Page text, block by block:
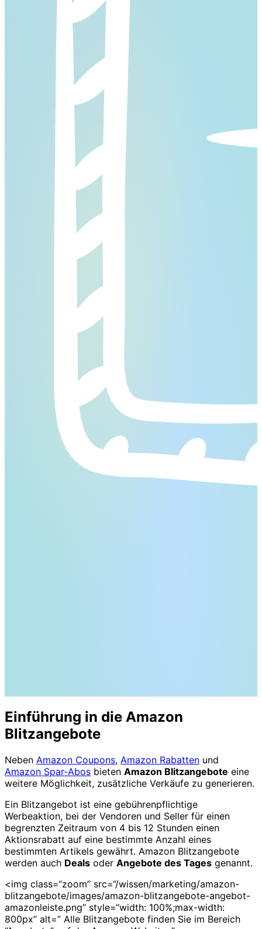
Einführung in die Amazon
Blitzangebote
Neben Amazon Coupons, Amazon Rabatten und
Amazon Spar-Abos bieten Amazon Blitzangebote eine
weitere Möglichkeit, zusätzliche Verkäufe zu generieren.
Ein Blitzangebot ist eine gebührenpflichtige
Werbeaktion, bei der Vendoren und Seller für einen
begrenzten Zeitraum von 4 bis 12 Stunden einen
Aktionsrabatt auf eine bestimmte Anzahl eines
bestimmten Artikels gewährt. Amazon Blitzangebote
werden auch Deals oder Angebote des Tages genannt.
<img class=“zoom” src=“/wissen/marketing/amazon-
blitzangebote/images/amazon-blitzangebote-angebot-
amazonleiste.png” style=“width: 100%;max-width:
800px” alt=” Alle Blitzangebote finden Sie im Bereich